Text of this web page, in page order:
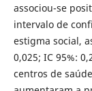
associou-se
intervalo de
estigma social,
0,025; IC 95%:
centros de